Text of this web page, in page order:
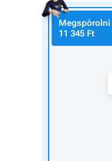
Megspórolni
11 345 Ft